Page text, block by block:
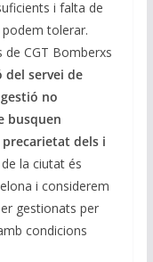
i falta de
tolerar.
CGT Bomberxs
servei de
no
busquen
dels i
la ciutat és
i considerem
gestionats per
condicions